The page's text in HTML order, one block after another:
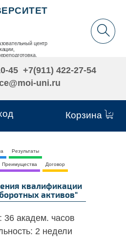
Корзина
центр
45 +7(911) 422-27-54
uni.ru
Результаты
Преимущества Договор
квалификации
активов"
36 академ. часов
2 недели